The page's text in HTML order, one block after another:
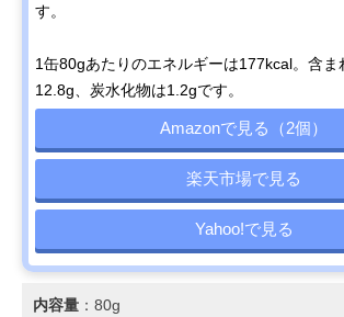
す。
1缶80gあたりのエネルギーは177kcal。含ま
12.8g、炭水化物は1.2gです。
Amazonで見る（2個）
楽天市場で見る
Yahoo!で見る
内容量 ：80g